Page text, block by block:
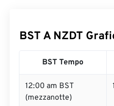
BST A NZDT
BST Tempo
12:00 am BST
(mezzanotte)